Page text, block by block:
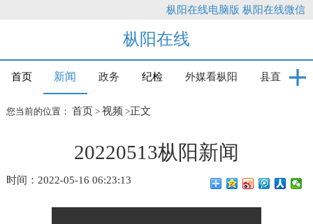
枞阳在线电脑版 枞阳在线微信
枞阳在线
首页 新闻 政务 纪检 外媒看枞阳 县直
您当前的位置： 首页 > 视频 >正文
20220513枞阳新闻
时间：2022-05-16 06:23:13